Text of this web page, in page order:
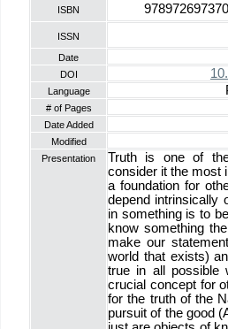
ISBN
ISSN
Date
DOI
Language
# of Pages
Date Added
Modified
Presentation
Truth is one of
consider it the most
a foundation for
depend intrinsically
in something is to
know something
make our
world that exists)
true in all possible
crucial concept for
for the truth of the
pursuit of the good